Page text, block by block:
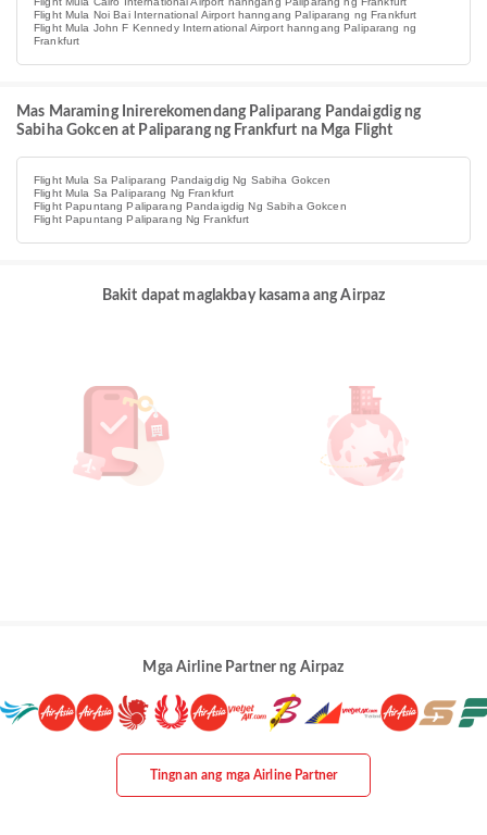
Flight Mula Noi Bai International Airport hanngang Paliparang ng Frankfurt
Flight Mula John F Kennedy International Airport hanngang Paliparang ng
Frankfurt
Mas Maraming Inirerekomendang Paliparang Pandaigdig ng
Sabiha Gokcen at Paliparang ng Frankfurt na Mga Flight
Flight Mula Sa Paliparang Pandaigdig Ng Sabiha Gokcen
Flight Mula Sa Paliparang Ng Frankfurt
Flight Papuntang Paliparang Pandaigdig Ng Sabiha Gokcen
Flight Papuntang Paliparang Ng Frankfurt
Bakit dapat maglakbay kasama ang Airpaz
Mga Airline Partner ng Airpaz
Tingnan ang mga Airline Partner